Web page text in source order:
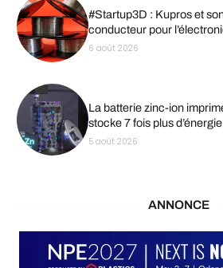
#Startup3D : Kupros et
conducteur pour
6 août 2026
La batterie zinc-ion
stocke 7 fois plus d’énergie
5 août 2026
ANNONCE